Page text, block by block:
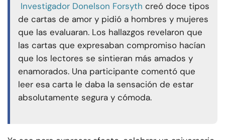
Investigador Donelson Forsyth creó doce tipos
de cartas de amor y pidió a hombres y mujeres
que las evaluaran. Los hallazgos revelaron que
las cartas que expresaban compromiso hacían
que los lectores se sintieran más amados y
enamorados. Una participante comentó que
leer esa carta le daba la sensación de estar
absolutamente segura y cómoda.